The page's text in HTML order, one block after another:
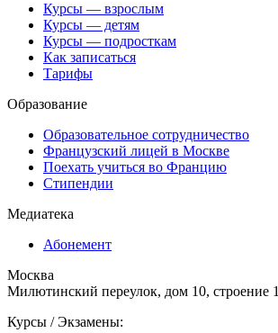
Курсы — взрослым
Курсы — детям
Курсы — подросткам
Как записаться
Тарифы
Образование
Образовательное сотрудничество
Французский лицей в Москве
Поехать учиться во Францию
Стипендии
Медиатека
Абонемент
Москва
Милютинский переулок, дом 10, строение 1
Курсы / Экзамены: